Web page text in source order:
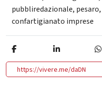
pubbliredazionale, pesaro,
confartigianato imprese
https://vivere.me/daDN